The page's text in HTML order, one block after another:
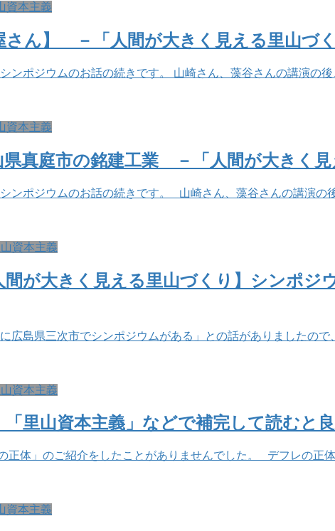
資本主義
ん】 －「人間が大きく見える里山づ
ンポジウムのお話の続きです。 山崎さん、藻谷さんの講演の
資本主義
真庭市の銘建工業 －「人間が大きく
ンポジウムのお話の続きです。 山崎さん、藻谷さんの講演の
資本主義
が大きく見える里山づくり】シンポ
島県三次市でシンポジウムがある」との話がありましたの
資本主義
里山資本主義」などで補完して読むと
体」のご紹介をしたことがありませんでした。 デフレの正
資本主義